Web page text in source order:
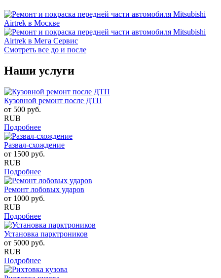
Смотреть все до и после
Наши услуги
Кузовной ремонт после ДТП
от 500 руб.
RUB
Подробнее
Развал-схождение
от 1500 руб.
RUB
Подробнее
Ремонт лобовых ударов
от 1000 руб.
RUB
Подробнее
Установка парктроников
от 5000 руб.
RUB
Подробнее